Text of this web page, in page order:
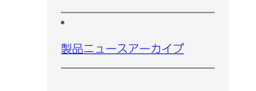
製品ニュースアーカイブ